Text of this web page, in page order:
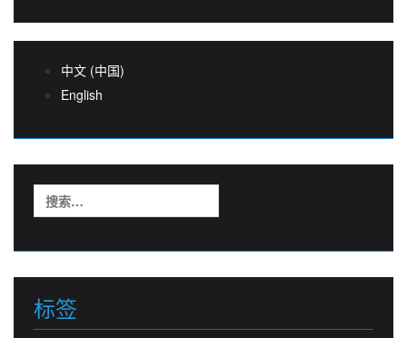
中文 (中国)
English
索：
标签